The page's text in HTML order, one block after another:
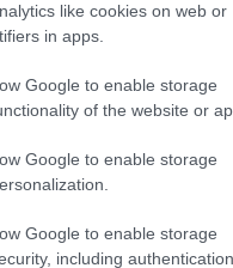
like cookies on web or
in apps.
Google to enable storage
of the website or
Google to enable storage
Google to enable storage
including authentication
οκ. Μαρινάκης
ανακοινώσεις, δύο
ΕΡΤ, στην
δεν έδωσε
τα ψέματα
Πριν